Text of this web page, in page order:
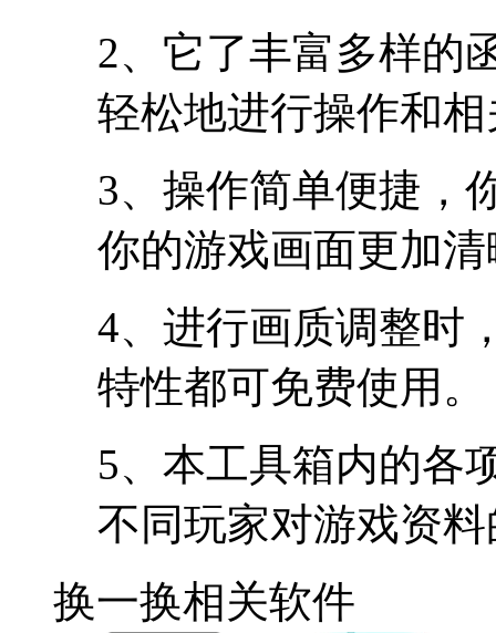
2、它了丰富多样的
轻松地进行操作和
3、操作简单便捷，
你的游戏画面更加
4、进行画质调整时
特性都可免费使用。
5、本工具箱内的各
不同玩家对游戏资
换一换相关软件